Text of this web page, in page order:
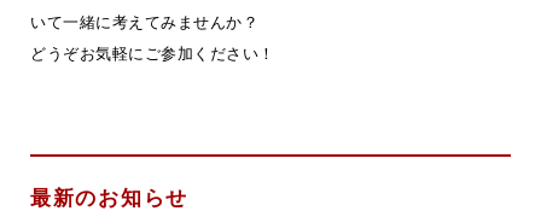
いて一緒に考えてみませんか？
どうぞお気軽にご参加ください！
最新のお知らせ